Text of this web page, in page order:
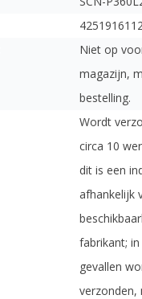
Niet op
magazijn,
bestelling.
Wordt
circa 10
dit is een
afhankelijk
fabrikant;
gevallen
verzonden,